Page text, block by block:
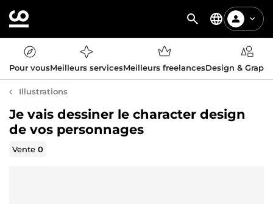
Pour vousMeilleurs servicesMeilleurs freelancesDesign &
Illustrations
Je vais dessiner le character design
de vos personnages
Vente0